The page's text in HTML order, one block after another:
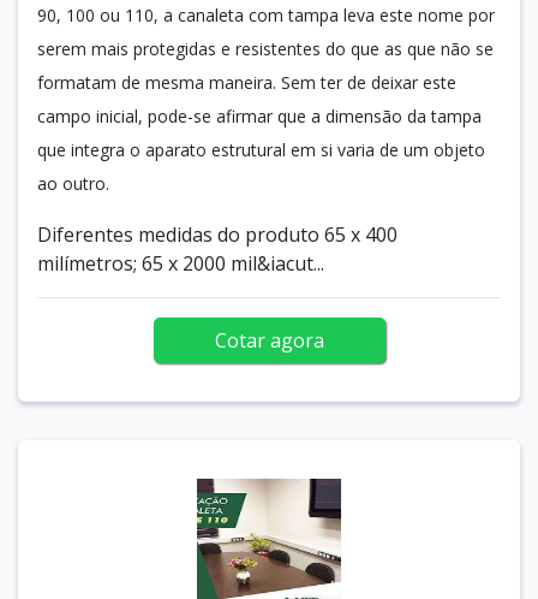
90, 100 ou 110, a canaleta com tampa leva este nome por
serem mais protegidas e resistentes do que as que não se
formatam de mesma maneira. Sem ter de deixar este
campo inicial, pode-se afirmar que a dimensão da tampa
que integra o aparato estrutural em si varia de um objeto
ao outro.
Diferentes medidas do produto 65 x 400
milímetros; 65 x 2000 mil&iacut...
Cotar agora